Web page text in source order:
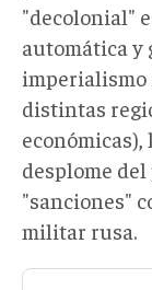
"decolonial"
automática y
distintas
desplome
"sanciones"
militar rusa.